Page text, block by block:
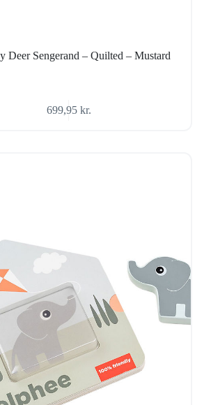
Deer Sengerand – Quilted – Mustard
699,95 kr.